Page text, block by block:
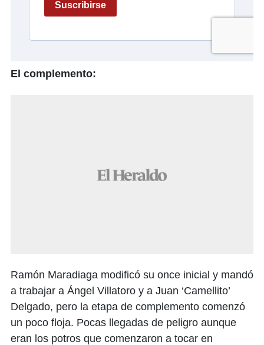
El complemento:
Ramón Maradiaga modificó su once inicial y mandó
a trabajar a Ángel Villatoro y a Juan ‘Camellito’
Delgado, pero la etapa de complemento comenzó
un poco floja. Pocas llegadas de peligro aunque
eran los potros que comenzaron a tocar en